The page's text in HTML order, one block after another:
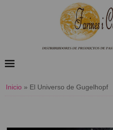
Inicio » El Universo de Gugelhopf